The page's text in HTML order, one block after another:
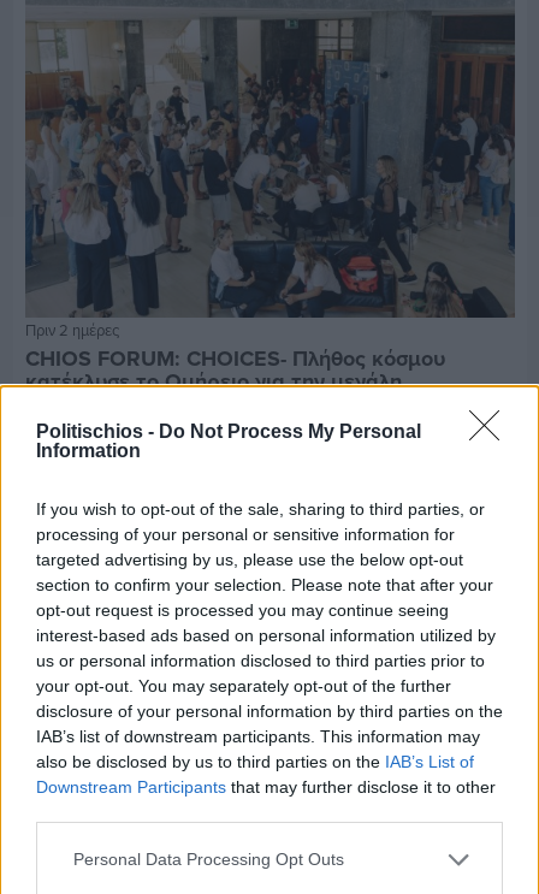
Politischios - Do Not Process My Personal
Information
If you wish to opt-out of the sale, sharing to third parties, or
processing of your personal or sensitive information for
targeted advertising by us, please use the below opt-out
section to confirm your selection. Please note that after your
opt-out request is processed you may continue seeing
interest-based ads based on personal information utilized by
us or personal information disclosed to third parties prior to
your opt-out. You may separately opt-out of the further
disclosure of your personal information by third parties on the
IAB’s list of downstream participants. This information may
also be disclosed by us to third parties on the IAB’s List of
Downstream Participants that may further disclose it to other
Personal Data Processing Opt Outs
Πριν 2 ημέρες
CHIOS FORUM: CHOICES- Πλήθος κόσμου
κατέκλυσε το Ομήρειο για την μεγάλη
Πριν 2 ημέρες
Οδηγοί Δασικών Υπηρεσιών: Ζητούν ένταξη στο